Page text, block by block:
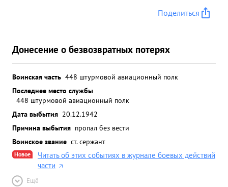
Поделиться
Донесение о безвозвратных потерях
Воинская часть 448 штурмовой авиационный полк
Последнее место службы
448 штурмовой авиационный полк
Дата выбытия 20.12.1942
Причина выбытия пропал без вести
Воинское звание ст. сержант
Новое
Читать об этих событиях в журнале боевых действий
части
Ещё